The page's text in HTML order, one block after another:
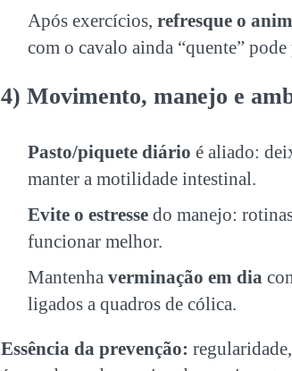
Após exercícios, refresque o
com o cavalo ainda “quente”
4) Movimento, manejo e
Pasto/piquete diário é aliado:
manter a motilidade intestinal.
Evite o estresse do manejo:
funcionar melhor.
Mantenha verminação em dia
ligados a quadros de cólica.
Essência da prevenção: